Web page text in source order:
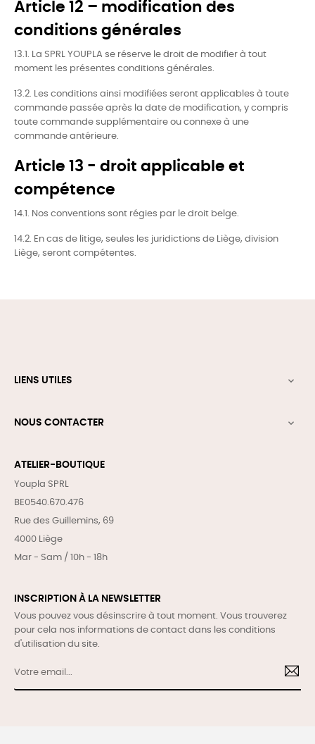
Article 12 – modification des
conditions générales
13.1. La SPRL YOUPLA se réserve le droit de modifier à tout
moment les présentes conditions générales.
13.2. Les conditions ainsi modifiées seront applicables à toute
commande passée après la date de modification, y compris
toute commande supplémentaire ou connexe à une
commande antérieure.
Article 13 - droit applicable et
compétence
14.1. Nos conventions sont régies par le droit belge.
14.2. En cas de litige, seules les juridictions de Liège, division
Liège, seront compétentes.
LIENS UTILES 
NOUS CONTACTER 
ATELIER-BOUTIQUE
Youpla SPRL
BE0540.670.476
Rue des Guillemins, 69
4000 Liège
Mar - Sam / 10h - 18h
INSCRIPTION À LA NEWSLETTER
Vous pouvez vous désinscrire à tout moment. Vous trouverez
pour cela nos informations de contact dans les conditions
d'utilisation du site.